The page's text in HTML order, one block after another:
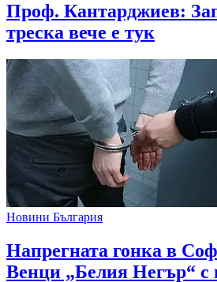
Проф. Кантарджиев:
треска вече е тук
Новини България
Напрегната гонка в
Венци „Белия Негър“ с